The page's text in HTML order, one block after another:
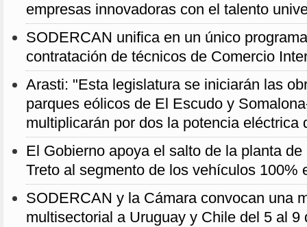
empresas innovadoras con el talento
SODERCAN unifica en un único
contratación de técnicos de Comercio
Arasti: "Esta legislatura se iniciarán las
parques eólicos de El Escudo y
multiplicarán por dos la potencia eléctrica
El Gobierno apoya el salto de la planta
Treto al segmento de los vehículos 100%
SODERCAN y la Cámara convocan una
multisectorial a Uruguay y Chile del 5 al 9